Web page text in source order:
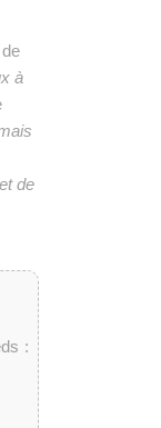
à
de
: